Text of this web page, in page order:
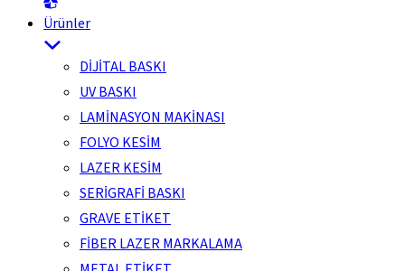
Ürünler
DİJİTAL BASKI
UV BASKI
LAMİNASYON MAKİNASI
FOLYO KESİM
LAZER KESİM
SERİGRAFİ BASKI
GRAVE ETİKET
FİBER LAZER MARKALAMA